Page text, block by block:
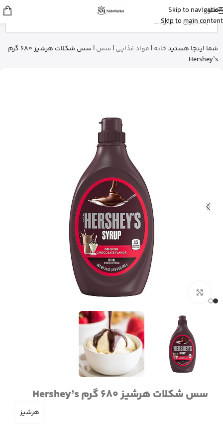
Skip to navigation
Skip to main content
منو
شما اینجا هستیدخانه| مواد غذایی| سس|
سس شکلات هرشیز 680 گرم
Hershey’s
برای بزرگنمایی کلیک کنید
سس شکلات هرشیز 680 گرم Hershey’s
هرشیز
Fatemeh از تهران
ادو پرفیوم زنانه بورلی هیلز پولو کلاب رو
9 دقیقه پیش